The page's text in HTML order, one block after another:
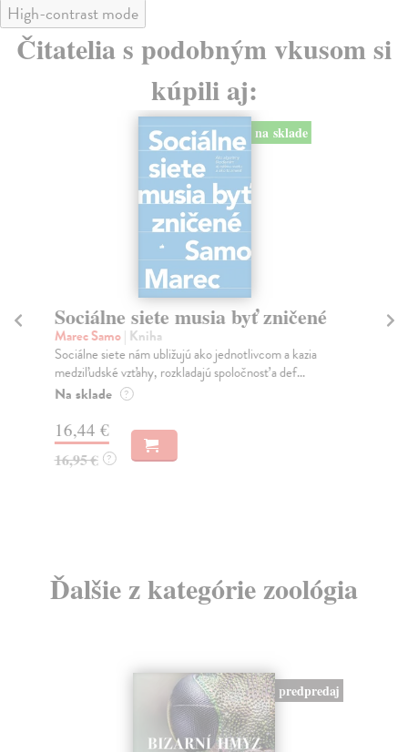
High-contrast mode
Čitatelia s podobným vkusom si
kúpili aj:
na sklade
Sociálne siete musia byť zničené
Marec Samo| Kniha
Sociálne siete nám ubližujú ako jednotlivcom a kazia
medziľudské vzťahy, rozkladajú spoločnosť a def...
Na sklade ?
16,44 €
16,95 € ?
Ďalšie z kategórie zoológia
predpredaj